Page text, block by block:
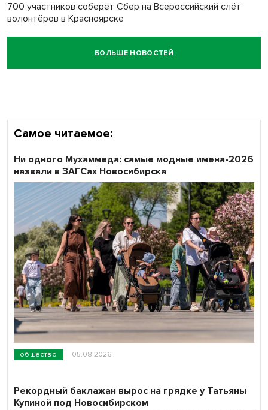
700 участников соберёт Сбер на Всероссийский слёт
волонтёров в Красноярске
Честный выбор: видеонаблюдение обеспечит
объективность результатов ЕДГ в Новосибирской
БОЛЬШЕ НОВОСТЕЙ
Самое читаемое:
общество 05.08.2026
Ни одного Мухаммеда: самые модные имена-2026
назвали в ЗАГСах Новосибирска
Рекордный баклажан вырос на грядке у Татьяны
Купиной под Новосибирском